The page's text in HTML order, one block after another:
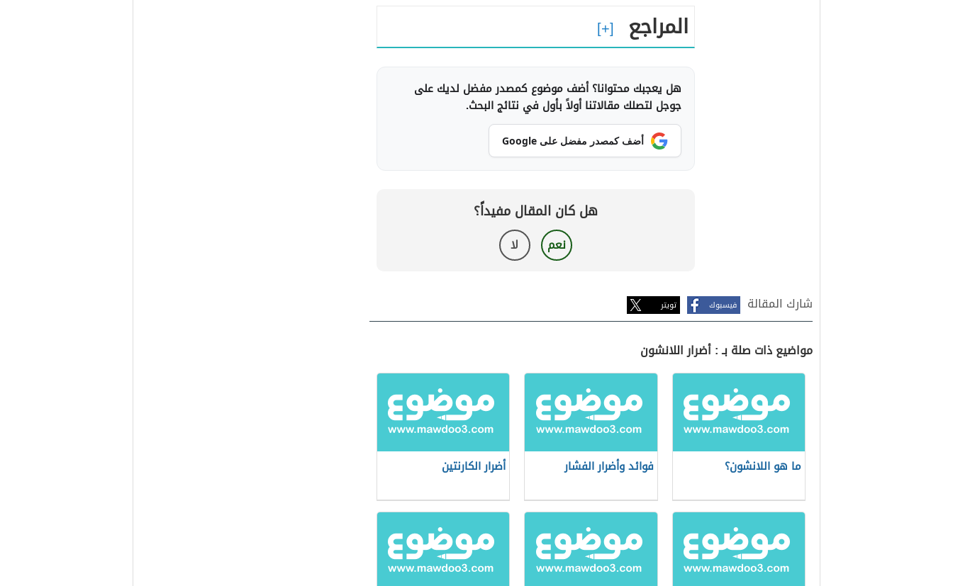
المراجع
هل يعجبك محتوانا؟ أضف موضوع كمصدر مفضل لديك على
جوجل لتصلك مقالاتنا أولاً بأول في نتائج البحث.
أضف كمصدر مفضل على Google
هل كان المقال مفيداً؟
نعم لا
شارك المقالة فيسبوك تويتر
مواضيع ذات صلة بـ : أضرار اللانشون
ما هو اللانشون؟ فوائد وأضرار الفشار أضرار الكارنتين